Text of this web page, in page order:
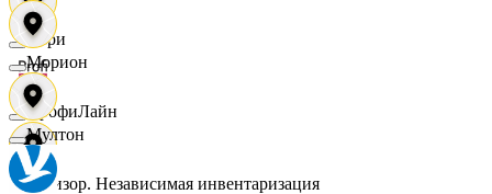
Пери
ПрофиЛайн
Ревизор. Независимая инвентаризация
Морион
Мултон